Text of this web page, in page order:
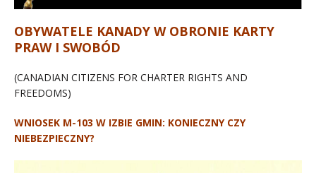
OBYWATELE KANADY W OBRONIE KARTY
PRAW I SWOBÓD
(CANADIAN CITIZENS FOR CHARTER RIGHTS AND
FREEDOMS)
WNIOSEK M-103 W IZBIE GMIN: KONIECZNY CZY
NIEBEZPIECZNY?